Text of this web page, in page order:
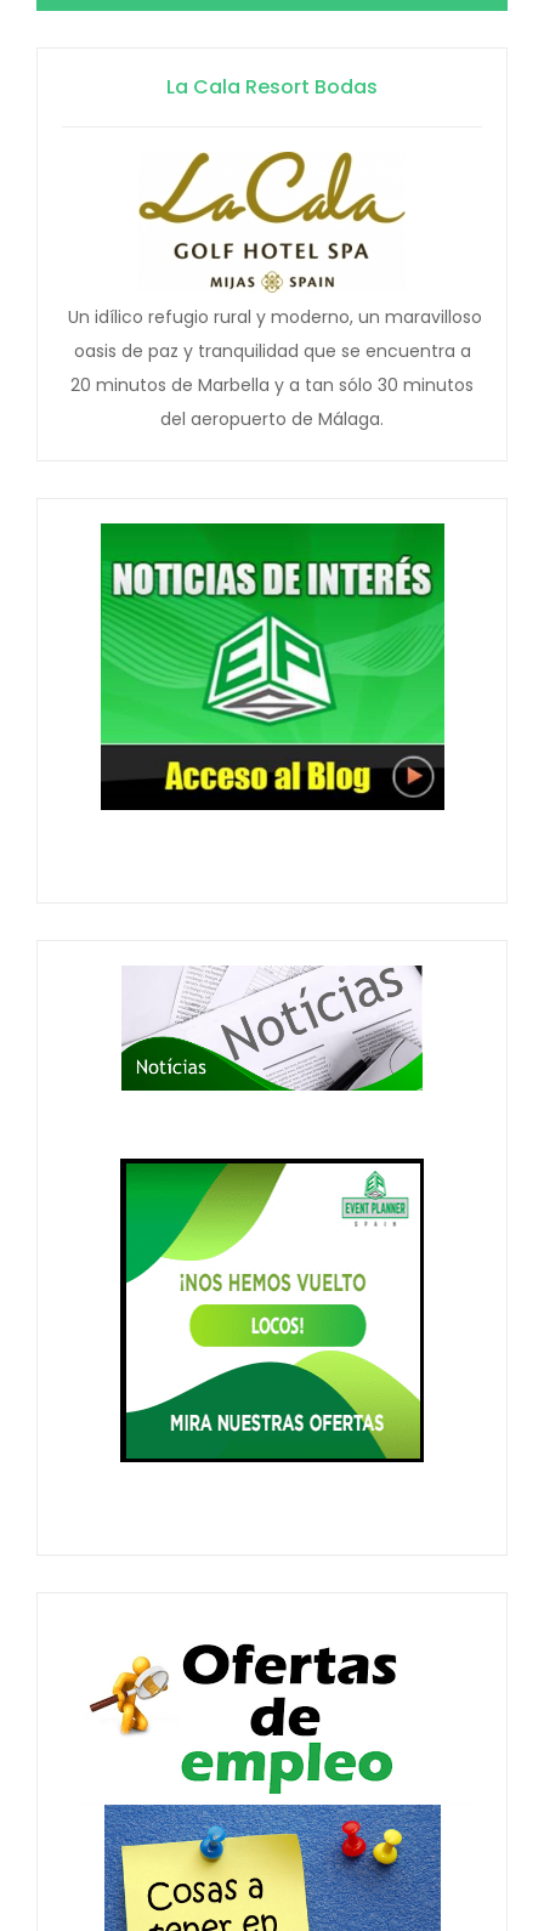
La Cala Resort Bodas
Un idílico refugio rural y moderno, un maravilloso
oasis de paz y tranquilidad que se encuentra a
20 minutos de Marbella y a tan sólo 30 minutos
del aeropuerto de Málaga.